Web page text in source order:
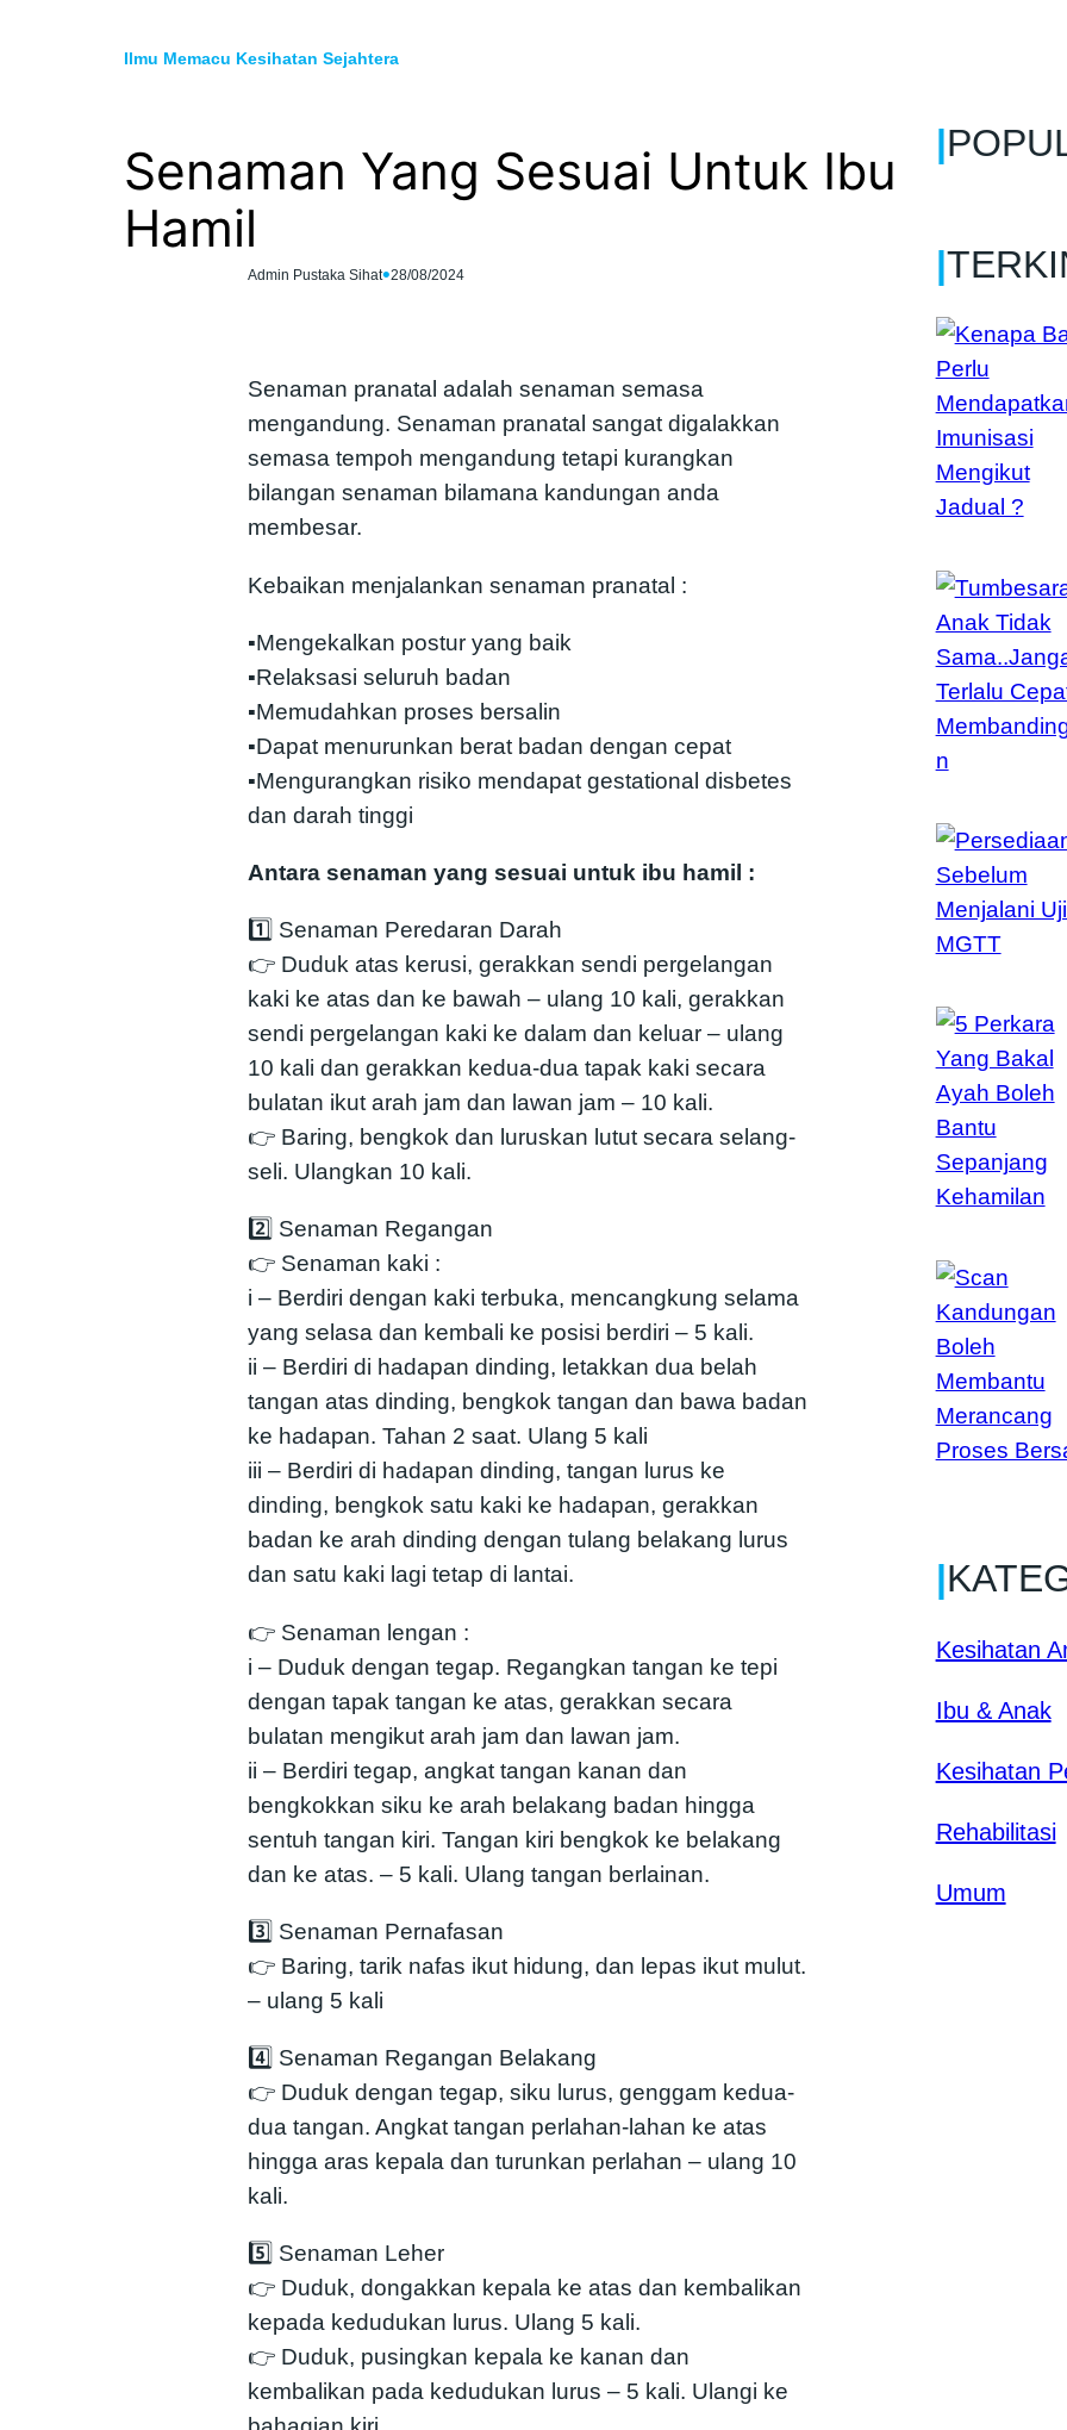
Ilmu Memacu Kesihatan Sejahtera
Senaman Yang Sesuai Untuk Ibu
Hamil
Admin Pustaka Sihat•28/08/2024
Senaman pranatal adalah senaman semasa
mengandung. Senaman pranatal sangat digalakkan
semasa tempoh mengandung tetapi kurangkan
bilangan senaman bilamana kandungan anda
membesar.
Kebaikan menjalankan senaman pranatal :
▪️Mengekalkan postur yang baik
▪️Relaksasi seluruh badan
▪️Memudahkan proses bersalin
▪️Dapat menurunkan berat badan dengan cepat
▪️Mengurangkan risiko mendapat gestational disbetes
dan darah tinggi
Antara senaman yang sesuai untuk ibu hamil :
1️⃣ Senaman Peredaran Darah
👉 Duduk atas kerusi, gerakkan sendi pergelangan
kaki ke atas dan ke bawah – ulang 10 kali, gerakkan
sendi pergelangan kaki ke dalam dan keluar – ulang
10 kali dan gerakkan kedua-dua tapak kaki secara
bulatan ikut arah jam dan lawan jam – 10 kali.
👉 Baring, bengkok dan luruskan lutut secara selang-
seli. Ulangkan 10 kali.
2️⃣ Senaman Regangan
👉 Senaman kaki :
i – Berdiri dengan kaki terbuka, mencangkung selama
yang selasa dan kembali ke posisi berdiri – 5 kali.
ii – Berdiri di hadapan dinding, letakkan dua belah
tangan atas dinding, bengkok tangan dan bawa badan
ke hadapan. Tahan 2 saat. Ulang 5 kali
iii – Berdiri di hadapan dinding, tangan lurus ke
dinding, bengkok satu kaki ke hadapan, gerakkan
badan ke arah dinding dengan tulang belakang lurus
dan satu kaki lagi tetap di lantai.
👉 Senaman lengan :
i – Duduk dengan tegap. Regangkan tangan ke tepi
dengan tapak tangan ke atas, gerakkan secara
bulatan mengikut arah jam dan lawan jam.
ii – Berdiri tegap, angkat tangan kanan dan
bengkokkan siku ke arah belakang badan hingga
sentuh tangan kiri. Tangan kiri bengkok ke belakang
dan ke atas. – 5 kali. Ulang tangan berlainan.
3️⃣ Senaman Pernafasan
👉 Baring, tarik nafas ikut hidung, dan lepas ikut mulut.
– ulang 5 kali
4️⃣ Senaman Regangan Belakang
👉 Duduk dengan tegap, siku lurus, genggam kedua-
dua tangan. Angkat tangan perlahan-lahan ke atas
hingga aras kepala dan turunkan perlahan – ulang 10
kali.
5️⃣ Senaman Leher
👉 Duduk, dongakkan kepala ke atas dan kembalikan
kepada kedudukan lurus. Ulang 5 kali.
👉 Duduk, pusingkan kepala ke kanan dan
kembalikan pada kedudukan lurus – 5 kali. Ulangi ke
|
|
|
Kesihatan
Ibu & Anak
Kesihatan
Rehabilitasi
Umum